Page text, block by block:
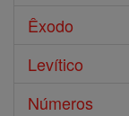
Êxodo
Levítico
Números